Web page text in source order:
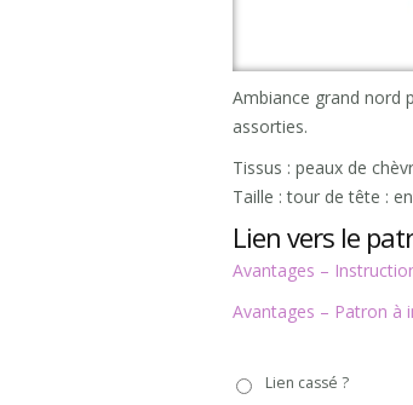
Ambiance grand nord
assorties.
Tissus : peaux de
Taille : tour de tête :
Lien vers le
Avantages –
Avantages – Patron à
casséLien cassé ?